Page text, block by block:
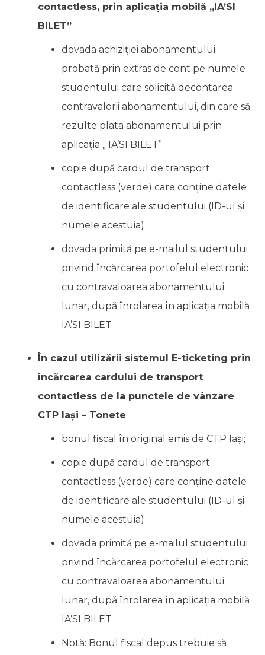
contactless, prin aplicația mobilă „IA’SI
BILET”
dovada achiziției abonamentului
probată prin extras de cont pe numele
studentului care solicită decontarea
contravalorii abonamentului, din care să
rezulte plata abonamentului prin
aplicația „ IA’SI BILET”.
copie după cardul de transport
contactless (verde) care conține datele
de identificare ale studentului (ID-ul și
numele acestuia)
dovada primită pe e-mailul studentului
privind încărcarea portofelul electronic
cu contravaloarea abonamentului
lunar, după înrolarea în aplicația mobilă
IA’SI BILET
În cazul utilizării sistemul E-ticketing prin
încărcarea cardului de transport
contactless de la punctele de vânzare
CTP Iași – Tonete
bonul fiscal în original emis de CTP Iași;
copie după cardul de transport
contactless (verde) care conține datele
de identificare ale studentului (ID-ul și
numele acestuia)
dovada primită pe e-mailul studentului
privind încărcarea portofelul electronic
cu contravaloarea abonamentului
lunar, după înrolarea în aplicația mobilă
IA’SI BILET
Notă: Bonul fiscal depus trebuie să